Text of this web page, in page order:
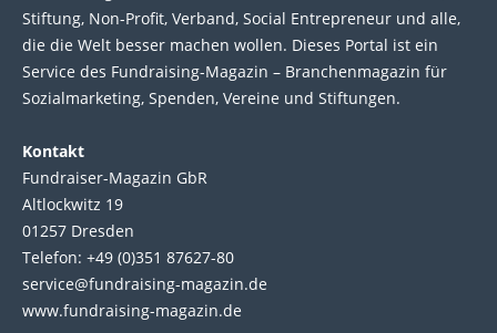
Stif­tung, Non-Profit, Ver­band, Social Entre­pre­neur und alle,
die die Welt bes­ser machen wol­len. Die­ses Por­tal ist ein
Service des Fund­raising-Magazin – Bran­chen­magazin für
Sozial­marke­ting, Spen­den, Ver­eine und Stif­tun­gen.
Kontakt
Fundraiser-Magazin GbR
Altlockwitz 19
01257 Dresden
Telefon: +49 (0)351 87627-80
service@fundraising-magazin.de
www.fundraising-magazin.de